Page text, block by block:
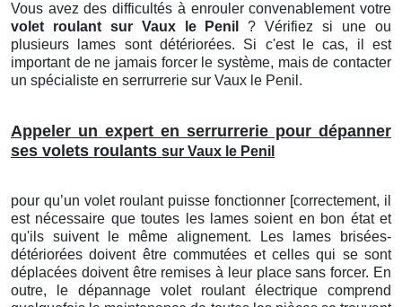
Vous avez des difficultés à enrouler convenablement votre
volet roulant sur Vaux le Penil
? Vérifiez si une ou
plusieurs lames sont détériorées. Si c'est le cas, il est
important de ne jamais forcer le système, mais de contacter
un spécialiste en serrurrerie sur Vaux le Penil.
Appeler un expert en serrurrerie pour dépanner
ses volets roulants sur Vaux le Penil
pour qu’un volet roulant puisse fonctionner [correctement, il
est nécessaire que toutes les lames soient en bon état et
qu'ils suivent le même alignement. Les lames brisées-
détériorées doivent être commutées et celles qui se sont
déplacées doivent être remises à leur place sans forcer. En
outre, le dépannage volet roulant électrique comprend